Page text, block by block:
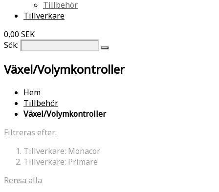
Tillbehör
Tillverkare
0,00 SEK
Sök:
Växel/Volymkontroller
Hem
Tillbehör
Växel/Volymkontroller
Filtreras efter:
Tillverkare: Monacor
Tillverkare: Primare
Rensa alla